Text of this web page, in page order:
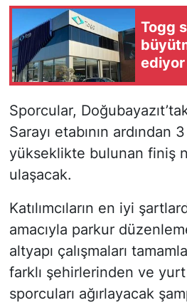
Togg
ediyor
Sporcular,
Sarayı etabının ardından
yükseklikte bulunan finiş
ulaşacak.
Katılımcıların en iyi
amacıyla parkur
altyapı çalışmaları
farklı şehirlerinden ve yurt
sporcuları ağırlayacak